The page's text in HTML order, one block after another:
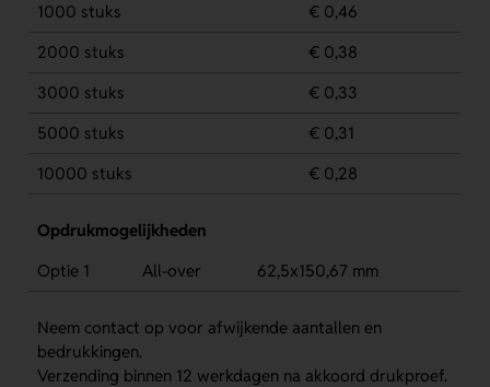
1000 stuks
€ 0,46
2000 stuks
€ 0,38
3000 stuks
€ 0,33
5000 stuks
€ 0,31
10000 stuks
€ 0,28
Opdrukmogelijkheden
Optie 1
All-over 62,5x150,67 mm
Neem contact op voor afwijkende aantallen en
bedrukkingen.
Verzending binnen 12 werkdagen na akkoord drukproef.